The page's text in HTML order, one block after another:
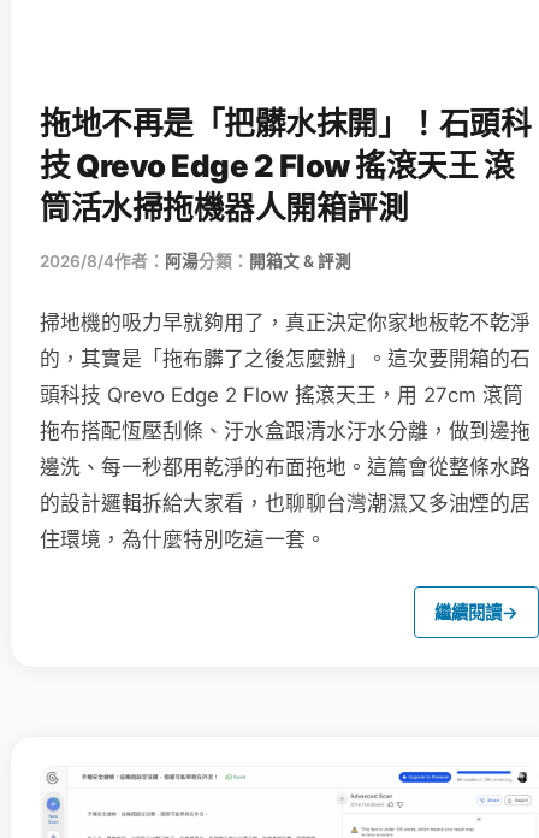
拖地不再是「把髒水抹開」！石頭科
技 Qrevo Edge 2 Flow 搖滾天王 滾
筒活水掃拖機器人開箱評測
2026/8/4作者： 阿湯分類： 開箱文 & 評測
掃地機的吸力早就夠用了，真正決定你家地板乾不乾淨
的，其實是「拖布髒了之後怎麼辦」。這次要開箱的石
頭科技 Qrevo Edge 2 Flow 搖滾天王，用 27cm 滾筒
拖布搭配恆壓刮條、汙水盒跟清水汙水分離，做到邊拖
邊洗、每一秒都用乾淨的布面拖地。這篇會從整條水路
的設計邏輯拆給大家看，也聊聊台灣潮濕又多油煙的居
住環境，為什麼特別吃這一套。
繼續閱讀→